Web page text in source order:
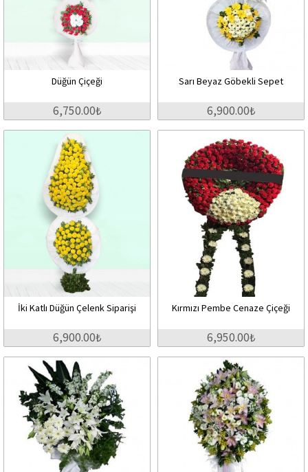
Düğün Çiçeği
6,750.00₺
Sarı Beyaz Göbekli Sepet
6,900.00₺
İki Katlı Düğün Çelenk Siparişi
6,900.00₺
Kırmızı Pembe Cenaze Çiçeği
6,950.00₺